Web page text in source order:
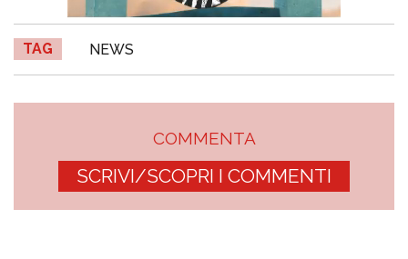
TAG NEWS
COMMENTA
SCRIVI/SCOPRI I COMMENTI